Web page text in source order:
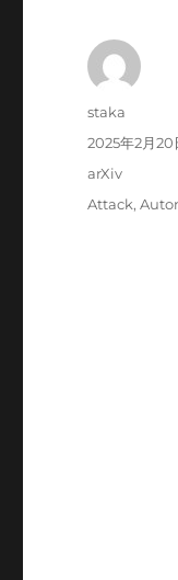
投
staka
投
2025年2月20
カ
arXiv
タ
Attack,